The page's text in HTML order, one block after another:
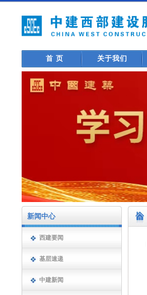
首 页 关于我们
新闻中心
西建要闻
基层速递
中建新闻